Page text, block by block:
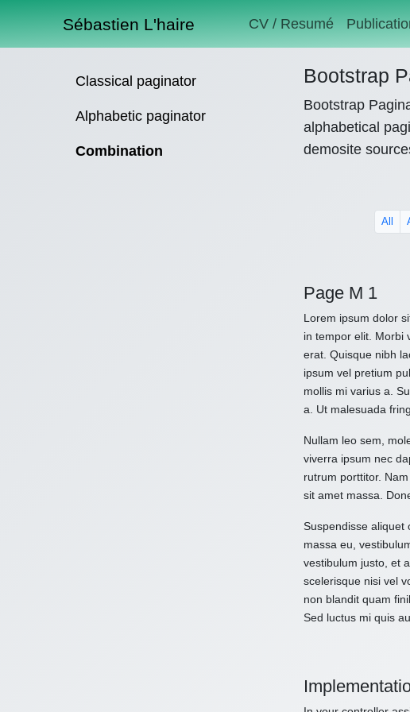
Sébastien L'haire CV / Resumé
Classical paginator
Alphabetic paginator
Combination
Bootstrap
Bootstrap
alphabetical
demosite
All
Page M 1
Lorem ipsum dolor
in tempor elit. Morbi
erat. Quisque nibh
ipsum vel pretium
mollis mi varius a.
a. Ut malesuada
Nullam leo sem,
viverra ipsum nec
rutrum porttitor.
sit amet massa.
Suspendisse aliquet
massa eu,
vestibulum justo, et
scelerisque nisi vel
non blandit quam
Sed luctus mi quis